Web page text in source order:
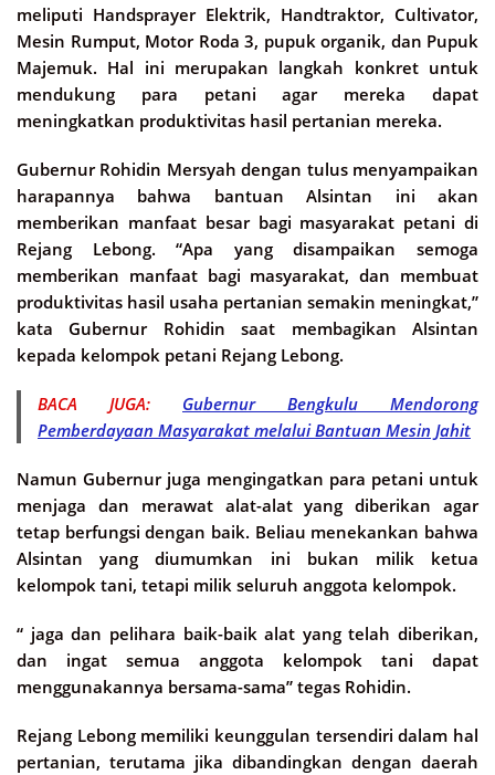
meliputi Handsprayer Elektrik, Handtraktor, Cultivator,
Mesin Rumput, Motor Roda 3, pupuk organik, dan Pupuk
Majemuk. Hal ini merupakan langkah konkret untuk
mendukung para petani agar mereka dapat
meningkatkan produktivitas hasil pertanian mereka.
Gubernur Rohidin Mersyah dengan tulus menyampaikan
harapannya bahwa bantuan Alsintan ini akan
memberikan manfaat besar bagi masyarakat petani di
Rejang Lebong. “Apa yang disampaikan semoga
memberikan manfaat bagi masyarakat, dan membuat
produktivitas hasil usaha pertanian semakin meningkat,”
kata Gubernur Rohidin saat membagikan Alsintan
kepada kelompok petani Rejang Lebong.
BACA JUGA: Gubernur Bengkulu Mendorong
Pemberdayaan Masyarakat melalui Bantuan Mesin Jahit
Namun Gubernur juga mengingatkan para petani untuk
menjaga dan merawat alat-alat yang diberikan agar
tetap berfungsi dengan baik. Beliau menekankan bahwa
Alsintan yang diumumkan ini bukan milik ketua
kelompok tani, tetapi milik seluruh anggota kelompok.
“ jaga dan pelihara baik-baik alat yang telah diberikan,
dan ingat semua anggota kelompok tani dapat
menggunakannya bersama-sama” tegas Rohidin.
Rejang Lebong memiliki keunggulan tersendiri dalam hal
pertanian, terutama jika dibandingkan dengan daerah